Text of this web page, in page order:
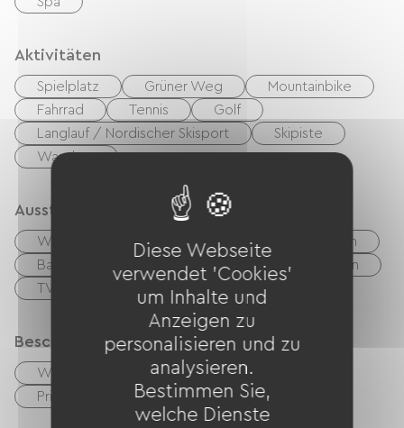
Aktivitäten
Spielplatz Grüner Weg
Mountainbike
Fahrrad
Tennis
Golf
Langlauf / Nordischer Skisport
Skipiste
Wandern
Ausstattung
Waschmaschine Bügelausrüstung
Fön
Babyausstattung
Gartenmöbel
Grillen
TV
Kostenloses WLAN
Beschreibung
Wohnzimmer / Aufenthaltsraum
Privates, umzäuntes Gelände
Terrasse
Diese Webseite
verwendet 'Cookies'
um Inhalte und
Anzeigen zu
personalisieren und zu
analysieren.
Bestimmen Sie,
welche Dienste